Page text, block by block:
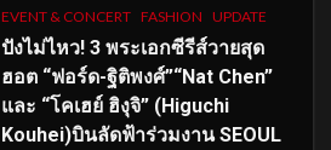
EVENT & CONCERT FASHION UPDATE
ปังไม่ไหว! 3 พระเอกซีรีส์วายสุด
ฮอต “ฟอร์ด-ฐิติพงศ์”“Nat Chen”
และ “โคเฮย์ ฮิงุจิ” (Higuchi
Kouhei)บินลัดฟ้าร่วมงาน SEOUL